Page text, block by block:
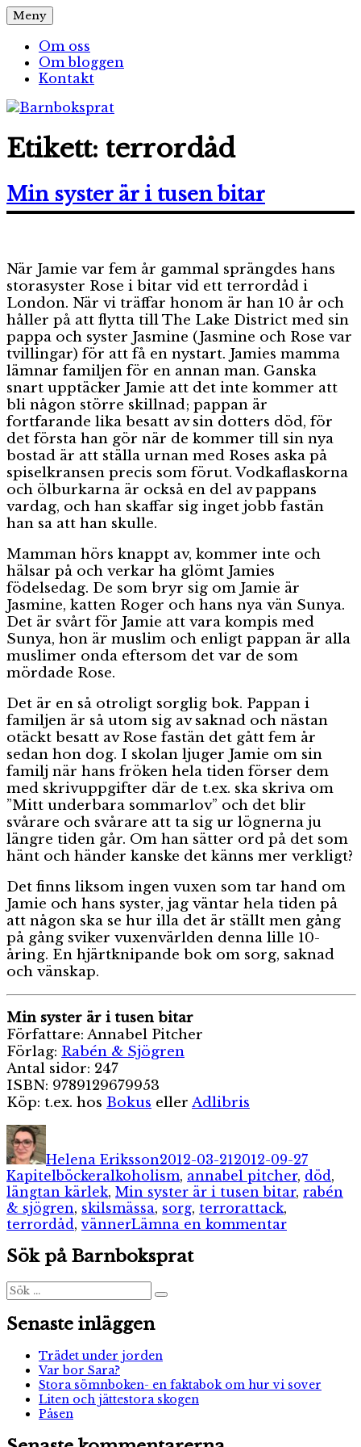
Hoppa
till
innehåll
Barnboksprat
– en blogg om barnböcker
Meny
Om oss
Om bloggen
Kontakt
Etikett: terrordåd
Min syster är i tusen bitar
När Jamie var fem år gammal sprängdes hans
storasyster Rose i bitar vid ett terrordåd i
London. När vi träffar honom är han 10 år och
håller på att flytta till The Lake District med sin
pappa och syster Jasmine (Jasmine och Rose var
tvillingar) för att få en nystart. Jamies mamma
lämnar familjen för en annan man. Ganska
snart upptäcker Jamie att det inte kommer att
bli någon större skillnad; pappan är
fortfarande lika besatt av sin dotters död, för
det första han gör när de kommer till sin nya
bostad är att ställa urnan med Roses aska på
spiselkransen precis som förut. Vodkaflaskorna
och ölburkarna är också en del av pappans
vardag, och han skaffar sig inget jobb fastän
han sa att han skulle.
Mamman hörs knappt av, kommer inte och
hälsar på och verkar ha glömt Jamies
födelsedag. De som bryr sig om Jamie är
Jasmine, katten Roger och hans nya vän Sunya.
Det är svårt för Jamie att vara kompis med
Sunya, hon är muslim och enligt pappan är alla
muslimer onda eftersom det var de som
mördade Rose.
Det är en så otroligt sorglig bok. Pappan i
familjen är så utom sig av saknad och nästan
otäckt besatt av Rose fastän det gått fem år
sedan hon dog. I skolan ljuger Jamie om sin
familj när hans fröken hela tiden förser dem
med skrivuppgifter där de t.ex. ska skriva om
”Mitt underbara sommarlov” och det blir
svårare och svårare att ta sig ur lögnerna ju
längre tiden går. Om han sätter ord på det som
hänt och händer kanske det känns mer verkligt?
Det finns liksom ingen vuxen som tar hand om
Jamie och hans syster, jag väntar hela tiden på
att någon ska se hur illa det är ställt men gång
på gång sviker vuxenvärlden denna lille 10-
åring. En hjärtknipande bok om sorg, saknad
och vänskap.
Min syster är i tusen bitar
Författare: Annabel Pitcher
Förlag: Rabén & Sjögren
Antal sidor: 247
ISBN: 9789129679953
Köp: t.ex. hos Bokus eller Adlibris
Författare
Helena Eriksson2012-03-21 2012-09-27
KapitelböckerEtiketter
alkoholism, annabel pitcher, död,
längtan kärlek, Min syster är i tusen bitar, rabén
& sjögren, skilsmässa, sorg, terrorattack,
terrordåd,vännerLämna en kommentartill
Sök på Barnboksprat
Sök
efter:
Sök
Senaste inläggen
Trädet under jorden
Var bor Sara?
Stora sömnboken- en faktabok om hur vi sover
Liten och jättestora skogen
Påsen